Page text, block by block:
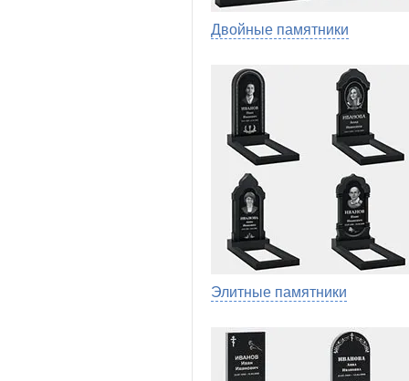
Двойные памятники
Элитные памятники